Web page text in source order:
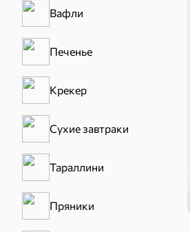
Вафли
Печенье
Крекер
Сухие завтраки
Тараллини
Пряники